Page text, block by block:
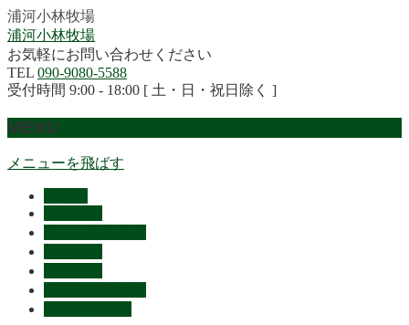
浦河小林牧場
浦河小林牧場
お気軽にお問い合わせください
TEL 090-9080-5588
受付時間 9:00 - 18:00 [ 土・日・祝日除く ]
MENU
メニューを飛ばす